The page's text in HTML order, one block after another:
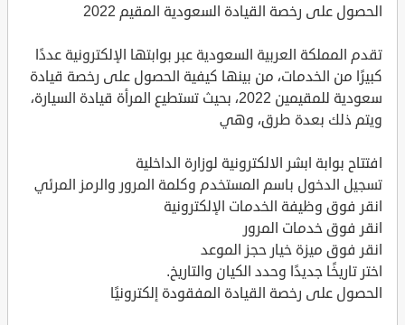
الحصول على رخصة القيادة السعودية المقيم 2022
تقدم المملكة العربية السعودية عبر بوابتها الإلكترونية عددًا
كبيرًا من الخدمات، من بينها كيفية الحصول على رخصة قيادة
سعودية للمقيمين 2022، بحيث تستطيع المرأة قيادة السيارة،
ويتم ذلك بعدة طرق، وهي
افتتاح بوابة ابشر الالكترونية لوزارة الداخلية
تسجيل الدخول باسم المستخدم وكلمة المرور والرمز المرئي
انقر فوق وظيفة الخدمات الإلكترونية
انقر فوق خدمات المرور
انقر فوق ميزة خيار حجز الموعد
اختر تاريخًا جديدًا وحدد الكيان والتاريخ.
الحصول على رخصة القيادة المفقودة إلكترونيًا